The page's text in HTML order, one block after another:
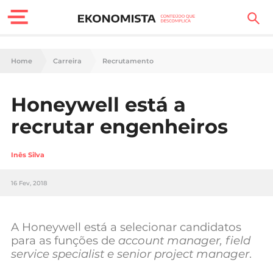
Finanças Pessoais
Carreira
Tecnologia
Negócios
Home Carreira Recrutamento
Honeywell está a
recrutar engenheiros
Inês Silva
16 Fev, 2018
A Honeywell está a selecionar candidatos
para as funções de account manager, field
service specialist e senior project manager.